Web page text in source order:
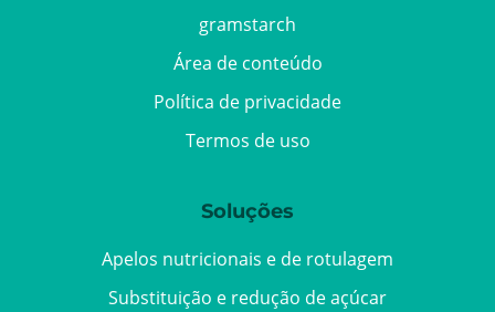
gramstarch
Área de conteúdo
Política de privacidade
Termos de uso
Soluções
Apelos nutricionais e de rotulagem
Substituição e redução de açúcar